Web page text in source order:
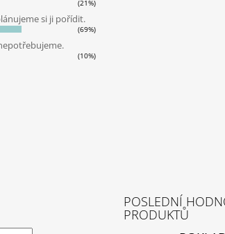
(21%)
si ji pořídit.
(69%)
(10%)
POSLEDNÍ
PRODUKTŮ